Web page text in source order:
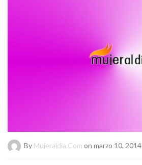
By Mujeraldia.com on marzo 10, 2014